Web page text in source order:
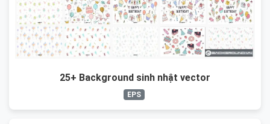
25+ Background sinh nhật vector
EPS